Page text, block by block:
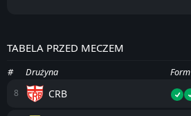
TABELA PRZED MECZEM
# Drużyna Form
8 CRB